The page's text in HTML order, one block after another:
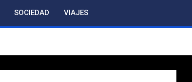
SOCIEDAD VIAJES